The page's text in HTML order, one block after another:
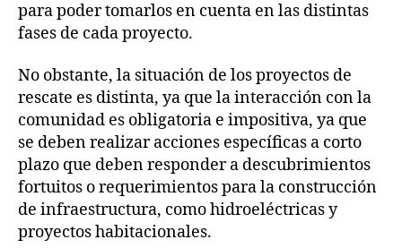
para poder tomarlos en cuenta en las distintas
fases de cada proyecto.
No obstante, la situación de los proyectos de
rescate es distinta, ya que la interacción con la
comunidad es obligatoria e impositiva, ya que
se deben realizar acciones específicas a corto
plazo que deben responder a descubrimientos
fortuitos o requerimientos para la construcción
de infraestructura, como hidroeléctricas y
proyectos habitacionales.